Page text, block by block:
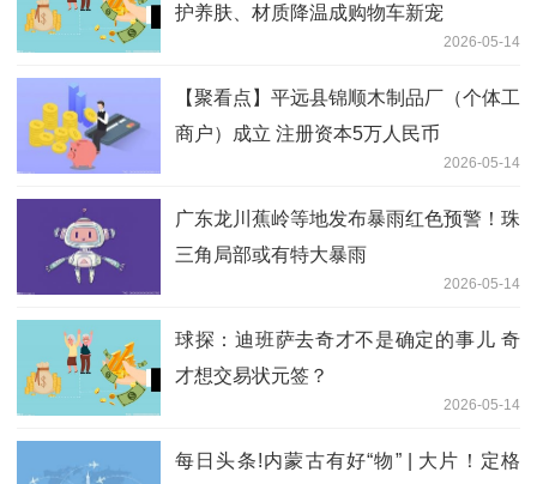
护养肤、材质降温成购物车新宠
2026-05-14
【聚看点】平远县锦顺木制品厂（个体工
商户）成立 注册资本5万人民币
2026-05-14
广东龙川蕉岭等地发布暴雨红色预警！珠
三角局部或有特大暴雨
2026-05-14
球探：迪班萨去奇才不是确定的事儿 奇
才想交易状元签？
2026-05-14
每日头条!内蒙古有好“物” | 大片！定格